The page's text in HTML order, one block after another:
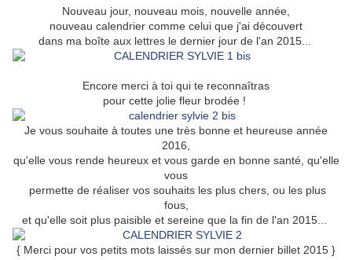
Nouveau jour, nouveau mois, nouvelle année,
nouveau calendrier comme celui que j'ai découvert
dans ma boîte aux lettres le dernier jour de l'an 2015...
Encore merci à toi qui te reconnaîtras
pour cette jolie fleur brodée !
Je vous souhaite à toutes une très bonne et heureuse année
2016,
qu'elle vous rende heureux et vous garde en bonne santé, qu'elle
vous
permette de réaliser vos souhaits les plus chers, ou les plus
fous,
et qu'elle soit plus paisible et sereine que la fin de l'an 2015...
{ Merci pour vos petits mots laissés sur mon dernier billet 2015 }